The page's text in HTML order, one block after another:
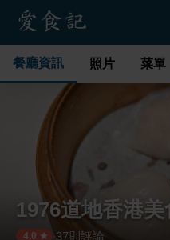
餐廳資訊 照片 菜單
1976道地香港
4.0 ·37則評論